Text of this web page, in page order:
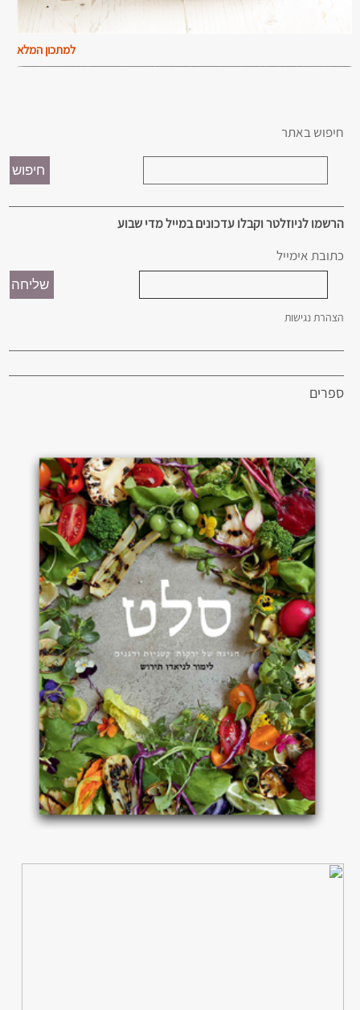
למתכון המלא
חיפוש באתר
הרשמו לניוזלטר וקבלו עדכונים במייל מדי שבוע
כתובת אימייל
הצהרת נגישות
ספרים